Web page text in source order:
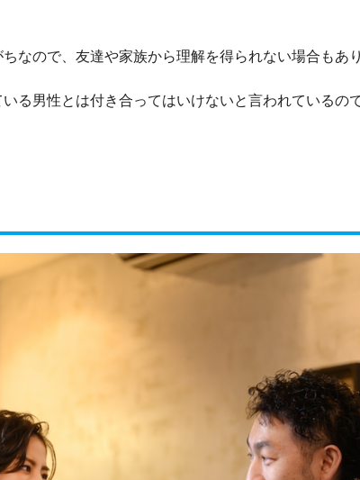
なので、友達や家族から理解を得られない場合もあり
る男性とは付き合ってはいけないと言われているの